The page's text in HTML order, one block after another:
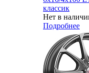
классик
Нет в
Подробнее